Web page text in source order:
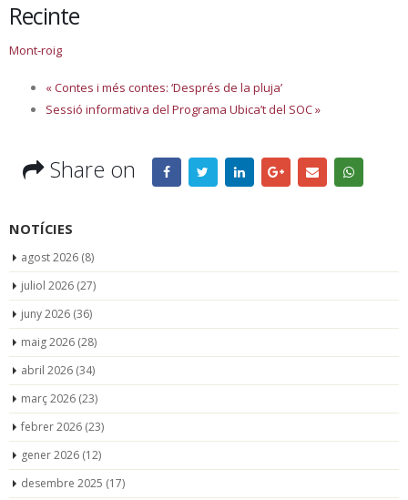
Recinte
Mont-roig
«Contes i més contes: ‘Després de la pluja’
Sessió informativa del Programa Ubica’t del SOC»
Share on
NOTÍCIES
agost 2026 (8)
juliol 2026 (27)
juny 2026 (36)
maig 2026 (28)
abril 2026 (34)
març 2026 (23)
febrer 2026 (23)
gener 2026 (12)
desembre 2025 (17)